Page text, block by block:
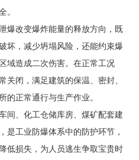
。
爆改变爆炸能量的释放方向，既
坏，减少坍塌风险，还能约束爆
域造成二次伤害。在正常工况
关闭，满足建筑的保温、密封、
的正常通行与生产作业。
间、化工仓储库房、煤矿配套建
是工业防爆体系中的防护环节，
低损失，为人员逃生争取宝贵时